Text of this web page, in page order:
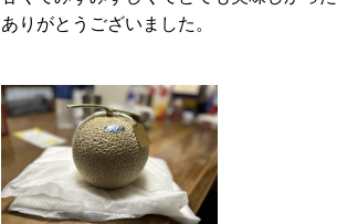
ありがとうございました。